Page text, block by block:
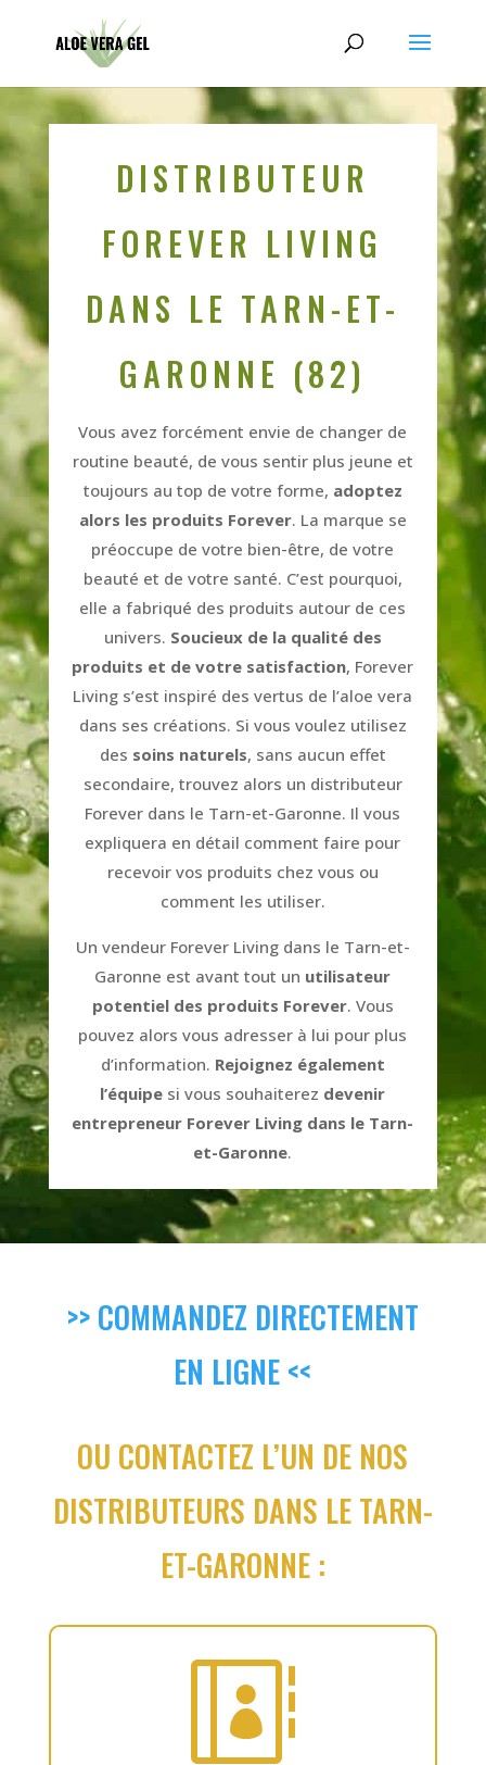
DISTRIBUTEUR
FOREVER LIVING
DANS LE TARN-ET-
GARONNE (82)
Vous avez forcément envie de changer de
routine beauté, de vous sentir plus jeune et
toujours au top de votre forme, adoptez
alors les produits Forever. La marque se
préoccupe de votre bien-être, de votre
beauté et de votre santé. C’est pourquoi,
elle a fabriqué des produits autour de ces
univers. Soucieux de la qualité des
produits et de votre satisfaction, Forever
Living s’est inspiré des vertus de l’aloe vera
dans ses créations. Si vous voulez utilisez
des soins naturels, sans aucun effet
secondaire, trouvez alors un distributeur
Forever dans le Tarn-et-Garonne. Il vous
expliquera en détail comment faire pour
recevoir vos produits chez vous ou
comment les utiliser.
Un vendeur Forever Living dans le Tarn-et-
Garonne est avant tout un utilisateur
potentiel des produits Forever. Vous
pouvez alors vous adresser à lui pour plus
d’information. Rejoignez également
l’équipe si vous souhaiterez devenir
entrepreneur Forever Living dans le Tarn-
et-Garonne.
>> COMMANDEZ DIRECTEMENT
EN LIGNE <<
OU CONTACTEZ L’UN DE NOS
DISTRIBUTEURS DANS LE TARN-
ET-GARONNE :
